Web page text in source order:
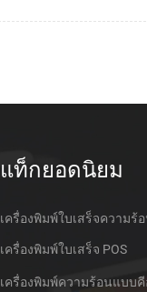
แท็กยอดนิยม
เครื่องพิมพ์ใบเสร็จความร้
เครื่องพิมพ์ใบเสร็จ POS
เครื่องพิมพ์ความร้อนแบบ